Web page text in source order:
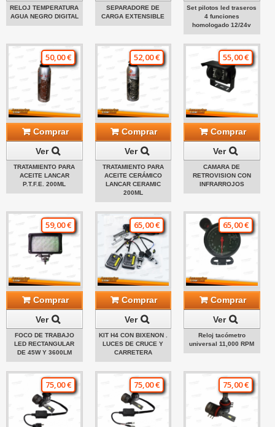
RELOJ TEMPERATURA
AGUA NEGRO DIGITAL
SEPARADORE DE
CARGA EXTENSIBLE
Set pilotos led traseros
4 funciones
homologado 12/24v
50,00 €
Comprar
Ver
TRATAMIENTO PARA
ACEITE LANCAR
P.T.F.E. 200ML
52,00 €
Comprar
Ver
TRATAMIENTO PARA
ACEITE CERÁMICO
LANCAR CERAMIC
200ML
55,00 €
Comprar
Ver
CAMARA DE
RETROVISION CON
INFRARROJOS
59,00 €
Comprar
Ver
FOCO DE TRABAJO
LED RECTANGULAR
DE 45W Y 3600LM
65,00 €
Comprar
Ver
KIT H4 CON BIXENON .
LUCES DE CRUCE Y
CARRETERA
65,00 €
Comprar
Ver
Reloj tacómetro
universal 11,000 RPM
75,00 € 75,00 € 75,00 €